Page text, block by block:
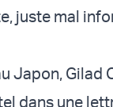
juste mal
Japon, Gilad
dans une